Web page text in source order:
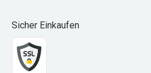
Sicher Einkaufen